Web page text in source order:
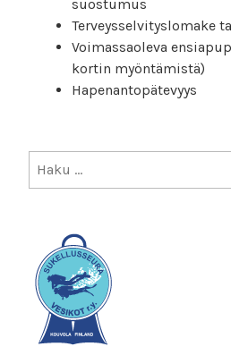
suostumus
Terveysselvityslomake
Voimassaoleva
kortin myöntämistä)
Hapenantopätevyys